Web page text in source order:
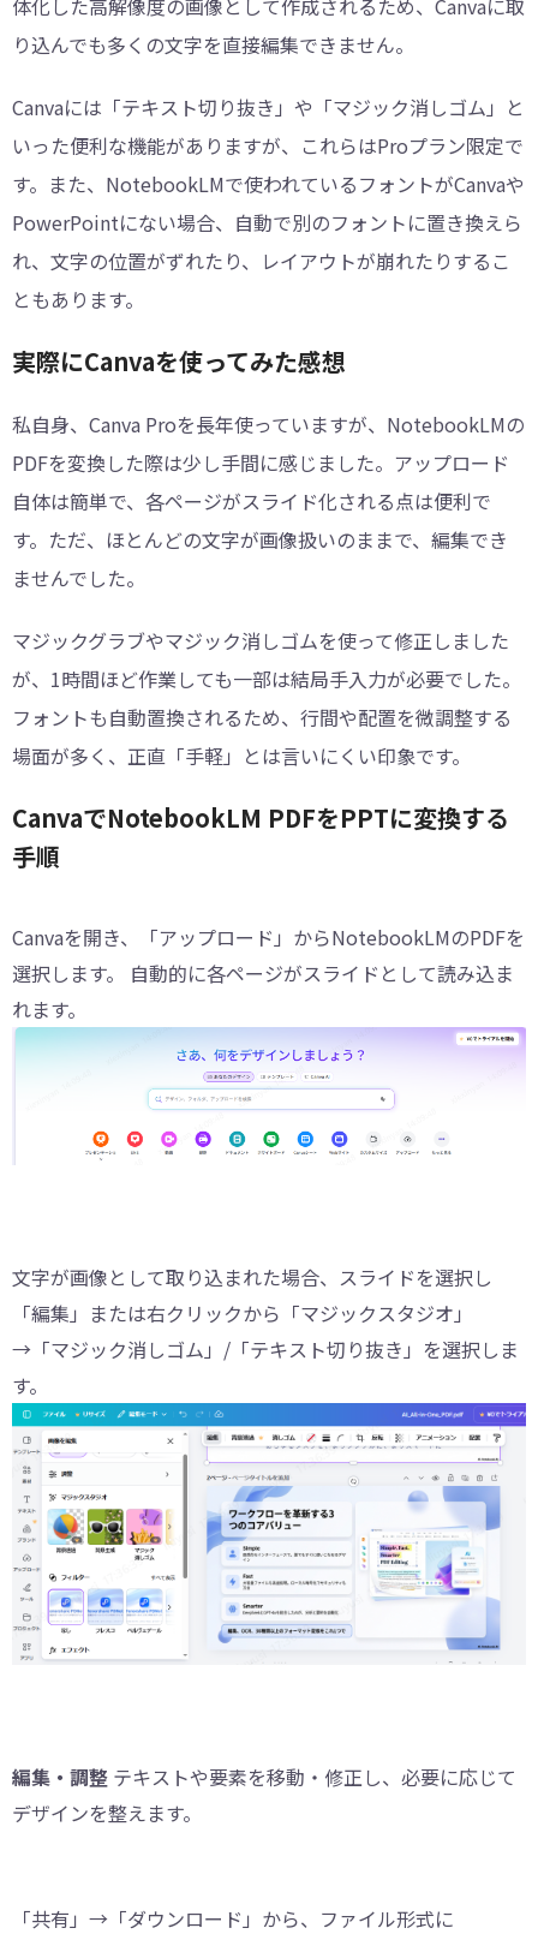
り込んでも多くの文字を直接編集できません。
Canvaには「テキスト切り抜き」や「マジック消しゴム」と
いった便利な機能がありますが、これらはProプラン限定で
す。また、NotebookLMで使われているフォントがCanvaや
PowerPointにない場合、自動で別のフォントに置き換えら
れ、文字の位置がずれたり、レイアウトが崩れたりするこ
ともあります。
実際にCanvaを使ってみた感想
私自身、Canva Proを長年使っていますが、NotebookLMの
PDFを変換した際は少し手間に感じました。アップロード
自体は簡単で、各ページがスライド化される点は便利で
す。ただ、ほとんどの文字が画像扱いのままで、編集でき
ませんでした。
マジックグラブやマジック消しゴムを使って修正しました
が、1時間ほど作業しても一部は結局手入力が必要でした。
フォントも自動置換されるため、行間や配置を微調整する
場面が多く、正直「手軽」とは言いにくい印象です。
CanvaでNotebookLM PDFをPPTに変換する
手順
Canvaを開き、「アップロード」からNotebookLMのPDFを
選択します。 自動的に各ページがスライドとして読み込ま
れます。
文字が画像として取り込まれた場合、スライドを選択し
「編集」または右クリックから「マジックスタジオ」
→「マジック消しゴム」/「テキスト切り抜き」を選択しま
す。
編集・調整 テキストや要素を移動・修正し、必要に応じて
デザインを整えます。
「共有」→「ダウンロード」から、ファイル形式に